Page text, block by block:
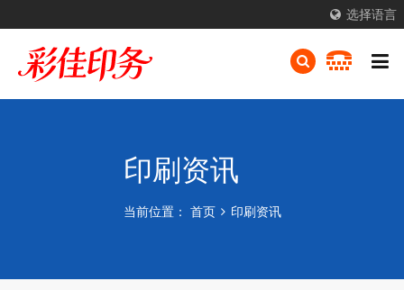
选择语言
印刷资讯
当前位置： 首页 印刷资讯